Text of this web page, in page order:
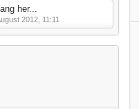
her...
2012, 11:11